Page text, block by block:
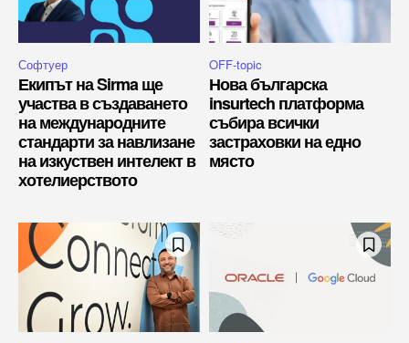
Софтуер
Екипът на Sirma ще
участва в създаването
на международните
стандарти за навлизане
на изкуствен интелект в
хотелиерството
OFF-topic
Нова българска
insurtech платформа
събира всички
застраховки на едно
място